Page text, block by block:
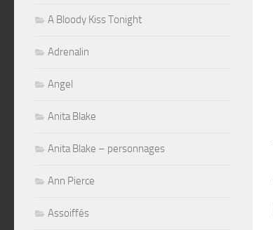
A Bloody Kiss Tonight
Adrenalin
Angel
Anita Blake
Anita Blake – personnages
Ann Pierce
Assoiffés